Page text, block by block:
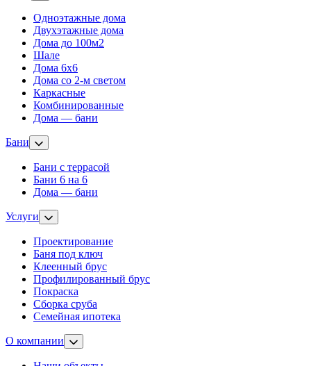
Одноэтажные дома
Двухэтажные дома
Дома до 100м2
Шале
Дома 6х6
Дома со 2-м светом
Каркасные
Комбинированные
Дома — бани
Бани
Бани с террасой
Бани 6 на 6
Дома — бани
Услуги
Проектирование
Баня под ключ
Клеенный брус
Профилированный брус
Покраска
Сборка сруба
Семейная ипотека
О компании